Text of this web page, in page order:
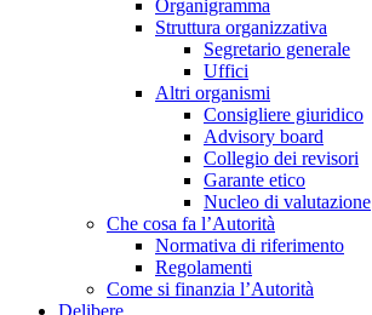
Organigramma
Struttura organizzativa
Segretario generale
Uffici
Altri organismi
Consigliere giuridico
Advisory board
Collegio dei revisori
Garante etico
Nucleo di valutazione
Che cosa fa l’Autorità
Normativa di riferimento
Regolamenti
Come si finanzia l’Autorità
Delibere